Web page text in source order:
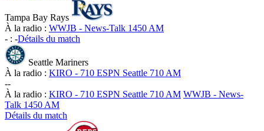
Tampa Bay Rays
À la radio : WWJB - News-Talk 1450 AM
- : -Détails du match
Seattle Mariners
À la radio : KIRO - 710 ESPN Seattle 710 AM
--
À la radio : KIRO - 710 ESPN Seattle 710 AM WWJB - News-
Talk 1450 AM
Détails du match